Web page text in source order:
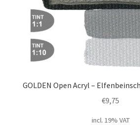
GOLDEN Open Acryl –
€9,75
incl. 19% VAT